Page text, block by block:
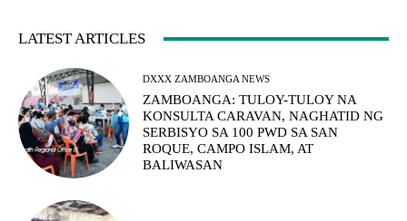
LATEST ARTICLES
DXXX ZAMBOANGA NEWS
ZAMBOANGA: TULOY-TULOY NA
KONSULTA CARAVAN, NAGHATID NG
SERBISYO SA 100 PWD SA SAN
ROQUE, CAMPO ISLAM, AT
BALIWASAN